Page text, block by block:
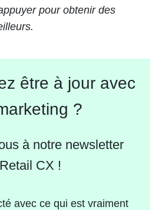
pour obtenir des
être à jour avec
?
à notre newsletter
Retail CX !
avec ce qui est vraiment